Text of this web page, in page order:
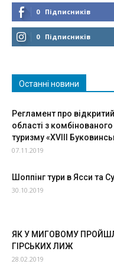
0 Підписників
0 Підписників
Останні новини
Регламент про
областi з комбiнованого
туризму «ХVIII
07.11.2019
Шоппінг тури в Ясси та
30.10.2019
ЯК У МИГОВОМУ
ГІРСЬКИХ ЛИЖ
28.02.2019